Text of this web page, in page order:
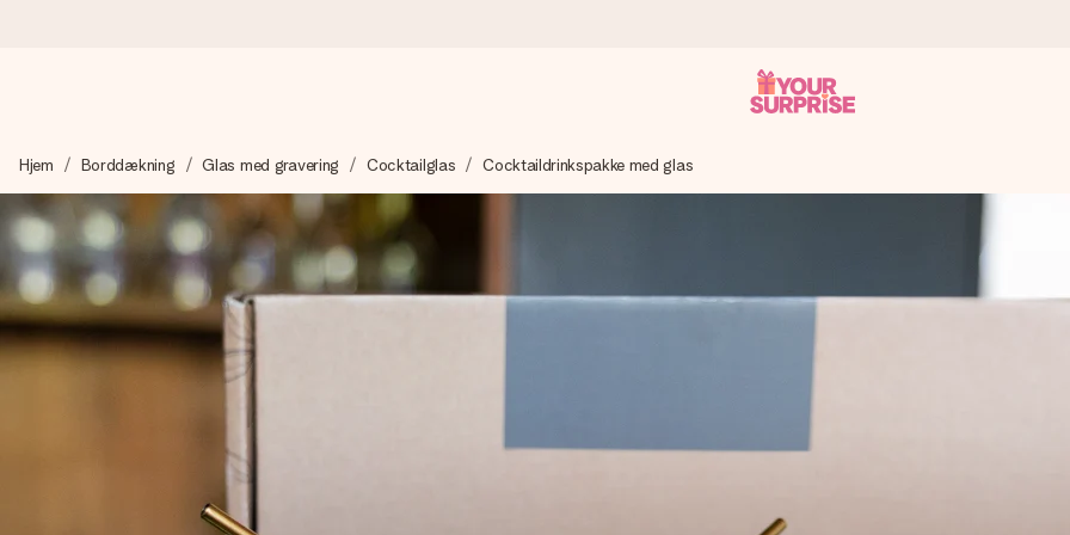
Vi laver din gave med omhu og sender den lynhurtigt – så du kan give den på det helt rette tidspunkt, når den betyder allermest.
4,7 (baseret på +15.000 anmeldelser)
Vores gaver inspirerer. Kunderne giver os 4,7 på Google Reviews.
Lav noget særligt i blot få trin – med hendes navn, et billede af dig eller en besked, der går lige i hendes hjerte. Intet besvær
Hjem Borddækning Glas med gravering Cocktailglas Cocktaildrinkspakke med glas